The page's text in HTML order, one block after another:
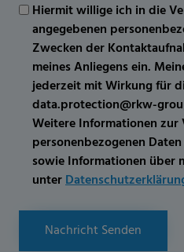
Hiermit willige ich in die
angegebenen
Zwecken der
meines Anliegens ein.
jederzeit mit Wirkung für
data.protection@rkw-
Weitere Informationen zur
personenbezogenen
sowie Informationen über
unter
Nachricht Senden